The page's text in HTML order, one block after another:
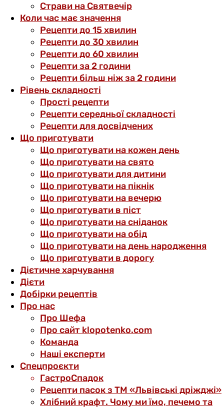
Страви на Святвечір
Коли час має значення
Рецепти до 15 хвилин
Рецепти до 30 хвилин
Рецепти до 60 хвилин
Рецепти за 2 години
Рецепти більш ніж за 2 години
Рівень складності
Прості рецепти
Рецепти середньої складності
Рецепти для досвідчених
Що приготувати
Що приготувати на кожен день
Що приготувати на свято
Що приготувати для дитини
Що приготувати на пікнік
Що приготувати на вечерю
Що приготувати в піст
Що приготувати на сніданок
Що приготувати на обід
Що приготувати на день народження
Що приготувати в дорогу
Дієтичне харчування
Дієти
Добірки рецептів
Про нас
Про Шефа
Про сайт klopotenko.com
Команда
Наші експерти
Спецпроєкти
ГастроСпадок
Рецепти пасок з ТМ «Львівські дріжджі»
Хлібний крафт. Чому ми їмо, печемо та